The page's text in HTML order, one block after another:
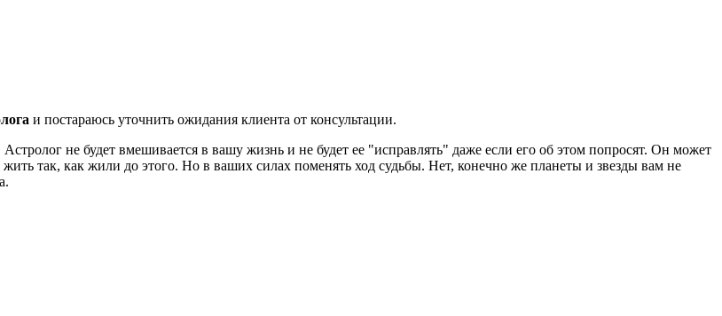
и постараюсь уточнить ожидания клиента от консультации.
не будет вмешивается в вашу жизнь и не будет ее "исправлять" даже если его об этом попросят. Он может
жить так, как жили до этого. Но в ваших силах поменять ход судьбы. Нет, конечно же планеты и звезды вам не